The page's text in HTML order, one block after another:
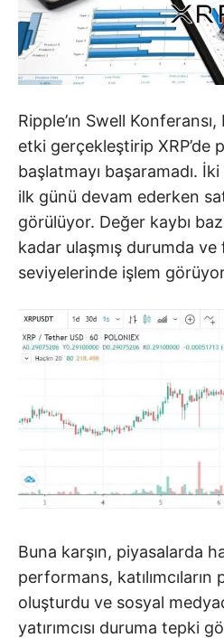
Ripple’ın Swell
etki gerçekleştirip
başlatmayı başaramadı.
ilk günü devam ederken
görülüyor. Değer kaybı
kadar ulaşmış durumda
seviyelerinde işlem
Buna karşın, piyasalarda
performans,
oluşturdu ve sosyal
yatırımcısı duruma tepki